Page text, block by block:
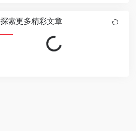
探索更多精彩文章
Loading...